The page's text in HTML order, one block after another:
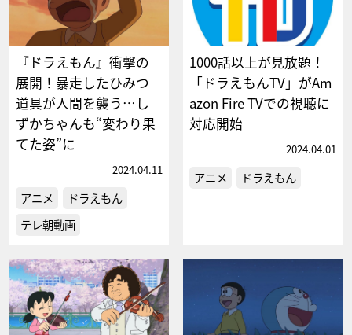
『ドラえもん』衝撃の
展開！暴走したひみつ
道具が人間を襲う…し
ずかちゃんも“変わり果
てた姿”に
2024.04.11
アニメ
ドラえもん
テレ朝動画
1000話以上が見放題！
「ドラえもんTV」がAm
azon Fire TVでの視聴に
対応開始
2024.04.01
アニメ ドラえもん